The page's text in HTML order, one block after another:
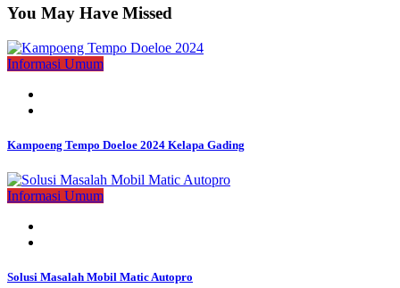
You May Have Missed
Informasi Umum
Kampoeng Tempo Doeloe 2024 Kelapa Gading
Informasi Umum
Solusi Masalah Mobil Matic Autopro